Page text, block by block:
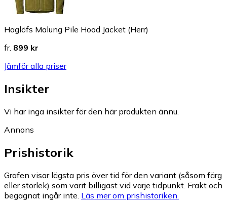
Haglöfs Malung Pile Hood Jacket (Herr)
fr. 899 kr
Jämför alla priser
Insikter
Vi har inga insikter för den här produkten ännu.
Annons
Prishistorik
Grafen visar lägsta pris över tid för den variant (såsom färg
eller storlek) som varit billigast vid varje tidpunkt. Frakt och
begagnat ingår inte. Läs mer om prishistoriken.